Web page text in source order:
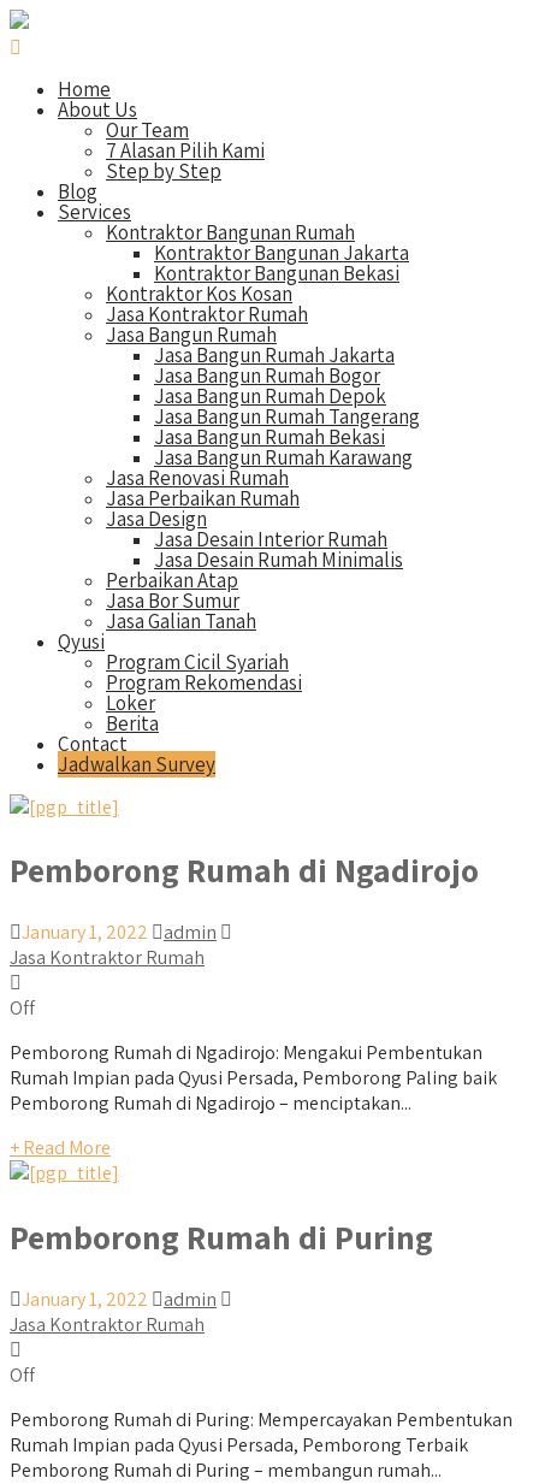
Home
About Us
Our Team
7 Alasan Pilih Kami
Step by Step
Blog
Services
Kontraktor Bangunan Rumah
Kontraktor Bangunan Jakarta
Kontraktor Bangunan Bekasi
Kontraktor Kos Kosan
Jasa Kontraktor Rumah
Jasa Bangun Rumah
Jasa Bangun Rumah Jakarta
Jasa Bangun Rumah Bogor
Jasa Bangun Rumah Depok
Jasa Bangun Rumah Tangerang
Jasa Bangun Rumah Bekasi
Jasa Bangun Rumah Karawang
Jasa Renovasi Rumah
Jasa Perbaikan Rumah
Jasa Design
Jasa Desain Interior Rumah
Jasa Desain Rumah Minimalis
Perbaikan Atap
Jasa Bor Sumur
Jasa Galian Tanah
Qyusi
Program Cicil Syariah
Program Rekomendasi
Loker
Berita
Contact
Jadwalkan Survey
Pemborong Rumah di Ngadirojo
January 1, 2022
admin
Jasa Kontraktor Rumah
Off
Pemborong Rumah di Ngadirojo: Mengakui Pembentukan
Rumah Impian pada Qyusi Persada, Pemborong Paling baik
Pemborong Rumah di Ngadirojo – menciptakan...
+ Read More
Pemborong Rumah di Puring
January 1, 2022
admin
Jasa Kontraktor Rumah
Off
Pemborong Rumah di Puring: Mempercayakan Pembentukan
Rumah Impian pada Qyusi Persada, Pemborong Terbaik
Pemborong Rumah di Puring – membangun rumah...